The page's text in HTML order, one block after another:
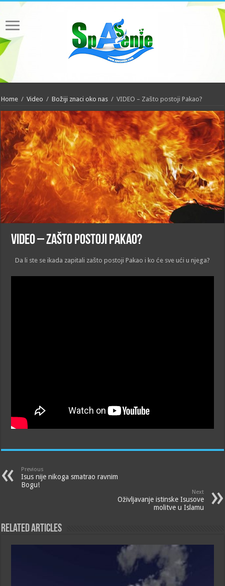
Home / Video / Božiji znaci oko nas / VIDEO – Zašto postoji Pakao?
VIDEO – Zašto postoji Pakao?
Da li ste se ikada zapitali zašto postoji Pakao i ko će sve ući u njega?
Previous
Isus nije nikoga smatrao ravnim
Bogu!
Next
Oživljavanje istinske Isusove
molitve u Islamu
Related Articles